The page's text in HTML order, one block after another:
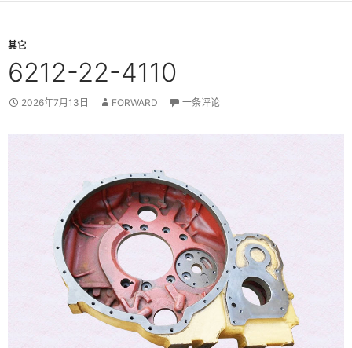
其它
6212-22-4110
2026年7月13日 FORWARD 一条评论